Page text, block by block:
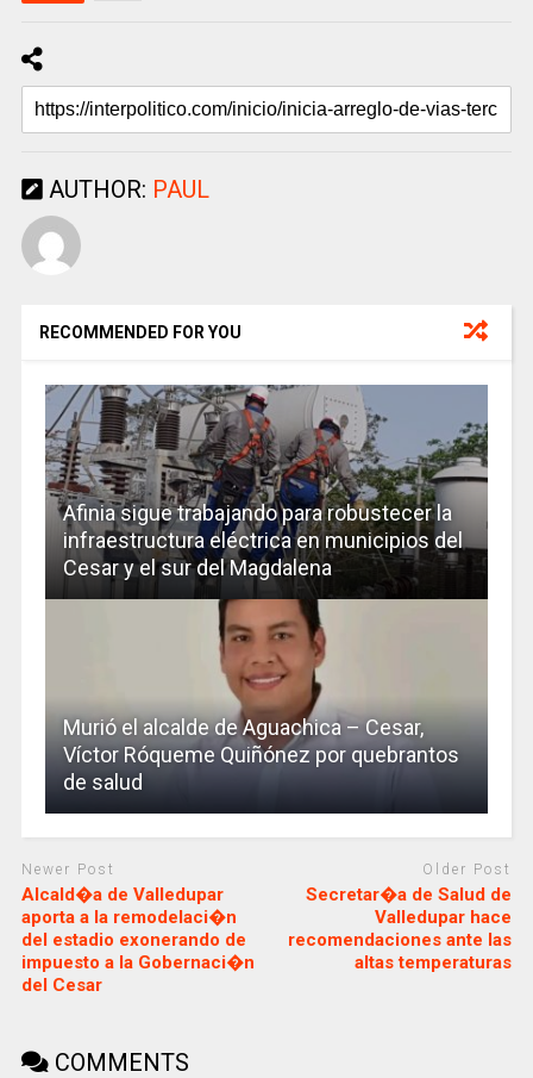
AUTHOR: PAUL
RECOMMENDED FOR YOU
Afinia sigue trabajando para robustecer la
infraestructura eléctrica en municipios del
Cesar y el sur del Magdalena
Murió el alcalde de Aguachica – Cesar,
Víctor Róqueme Quiñónez por quebrantos
de salud
Newer Post
Alcald�a de Valledupar
aporta a la remodelaci�n
del estadio exonerando de
impuesto a la Gobernaci�n
del Cesar
Older Post
Secretar�a de Salud de
Valledupar hace
recomendaciones ante las
altas temperaturas
COMMENTS